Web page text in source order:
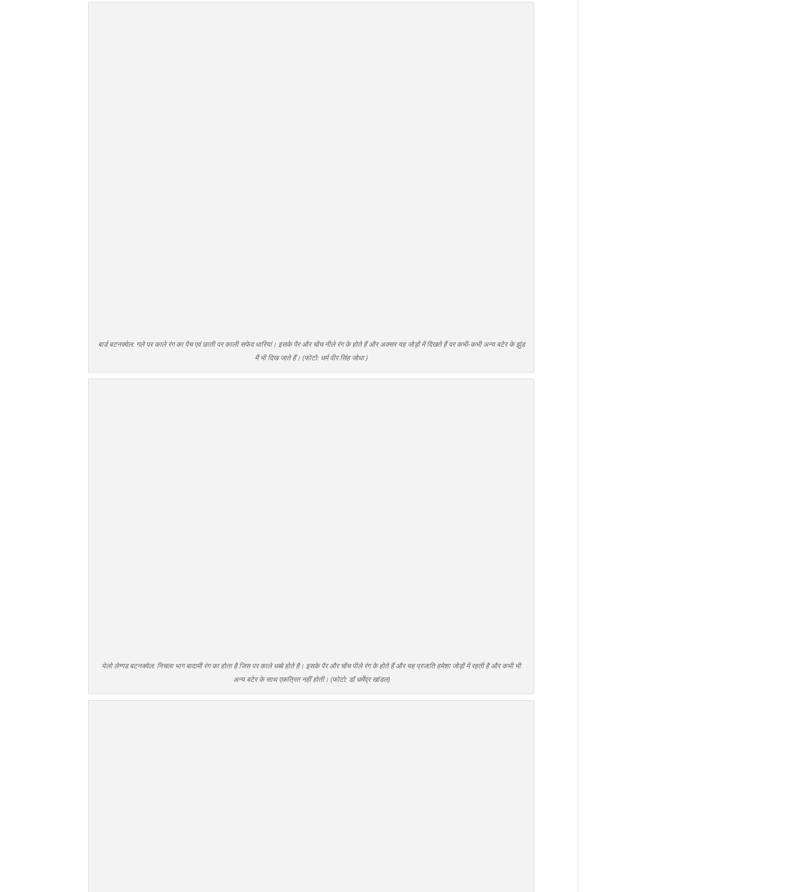
बार्ड बटनक्वेल: गले पर काले रंग का पैच एवं छाती पर काली सफेद धारियां। इसके पैर और चोंच नीले रंग के होते हैं और अक्सर यह जोड़ों में दिखते हैं पर कभी-कभी अन्य बटेर के झुंड
मैं भी दिख जाते हैं। (फोटो: धर्म वीर सिंह जोधा )
येलो लेग्गड बटनक्वेल: निचला भाग बादामी रंग का होता है जिस पर काले धब्बे होते है। इसके पैर और चोंच पीले रंग के होते हैं और यह प्रजाति हमेशा जोड़ों में रहती है और कभी भी
अन्य बटेर के साथ एकत्रित नहीं होती। (फोटो: डॉ धर्मेंद्र खांडल)